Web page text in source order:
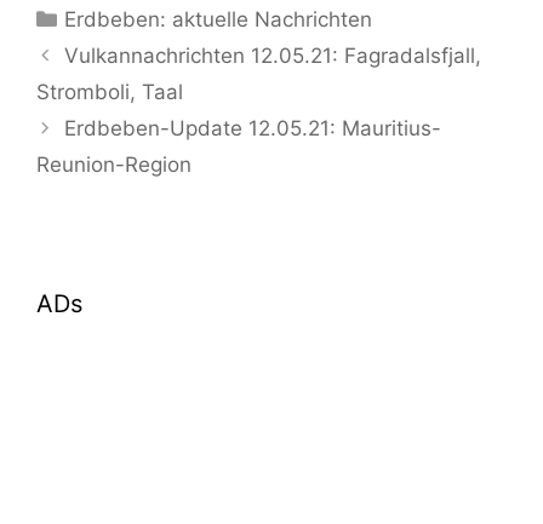
Kategorien
Erdbeben: aktuelle Nachrichten
Vulkannachrichten 12.05.21: Fagradalsfjall,
Stromboli, Taal
Erdbeben-Update 12.05.21: Mauritius-
Reunion-Region
ADs